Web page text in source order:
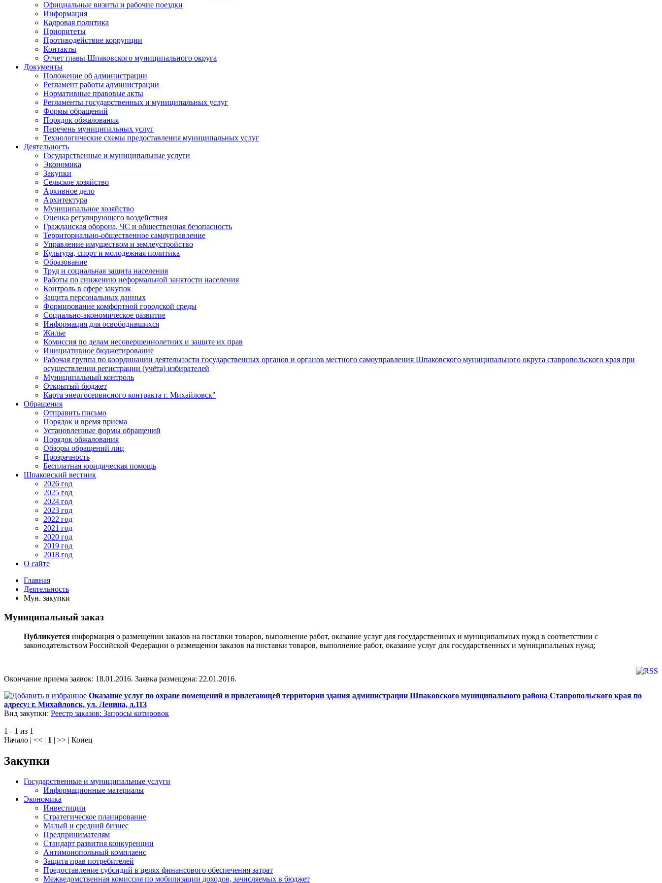
Официальные визиты и рабочие поездки
Информация
Кадровая политика
Приоритеты
Противодействие коррупции
Контакты
Отчет главы Шпаковского муниципального округа
Документы
Положение об администрации
Регламент работы администрации
Нормативные правовые акты
Регламенты государственных и муниципальных услуг
Формы обращений
Порядок обжалования
Перечень муниципальных услуг
Технологические схемы предоставления муниципальных услуг
Деятельность
Государственные и муниципальные услуги
Экономика
Закупки
Сельское хозяйство
Архивное дело
Архитектура
Муниципальное хозяйство
Оценка регулирующего воздействия
Гражданская оборона, ЧС и общественная безопасность
Территориально-общественное самоуправление
Управление имуществом и землеустройство
Культура, спорт и молодежная политика
Образование
Труд и социальная защита населения
Работы по снижению неформальной занятости населения
Контроль в сфере закупок
Защита персональных данных
Формирование комфортной городской среды
Социально-экономическое развитие
Информация для освободившихся
Жилье
Комиссия по делам несовершеннолетних и защите их прав
Инициативное бюджетирование
Рабочая группа по координации деятельности государственных органов и органов местного самоуправления Шпаковского муниципального округа ставропольского края при
осуществлении регистрации (учёта) избирателей
Муниципальный контроль
Открытый бюджет
Карта энергосервисного контракта г. Михайловск"
Обращения
Отправить письмо
Порядок и время приема
Установленные формы обращений
Порядок обжалования
Обзоры обращений лиц
Прозрачность
Бесплатная юридическая помощь
Шпаковский вестник
2026 год
2025 год
2024 год
2023 год
2022 год
2021 год
2020 год
2019 год
2018 год
О сайте
Главная
Деятельность
Мун. закупки
Муниципальный заказ
Публикуется информация о размещении заказов на поставки товаров, выполнение работ, оказание услуг для государственных и муниципальных нужд в соответствии с
законодательством Российской Федерации о размещении заказов на поставки товаров, выполнение работ, оказание услуг для государственных и муниципальных нужд;
Окончание приема заявок: 18.01.2016. Заявка размещена: 22.01.2016.
Оказание услуг по охране помещений и прилегающей территории здания администрации Шпаковского муниципального района Ставропольского края по
адресу: г. Михайловск, ул. Ленина, д.113
Вид закупки: Реестр заказов: Запросы котировок
1 - 1 из 1
Начало | << | 1 | >> | Конец
Закупки
Государственные и муниципальные услуги
Информационные материалы
Экономика
Инвестиции
Стратегическое планирование
Малый и средний бизнес
Предпринимателям
Стандарт развития конкуренции
Антимонопольный комплаенс
Защита прав потребителей
Предоставление субсидий в целях финансового обеспечения затрат
Межведомственная комиссия по мобилизации доходов, зачисляемых в бюджет